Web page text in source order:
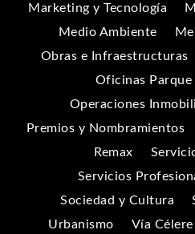
Marketing y Tecnología
Medio Ambiente
Obras e Infraestructuras
Oficinas Parque
Operaciones
Premios y Nombramientos
Remax
Servicios
Sociedad y Cultura
Urbanismo
Vía Célere